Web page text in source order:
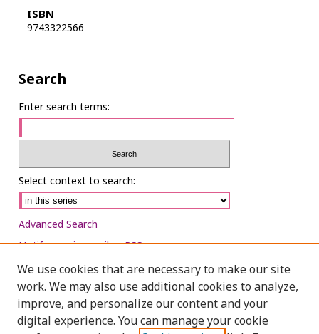
ISBN
9743322566
Search
Enter search terms:
Select context to search:
Advanced Search
Notify me via email orRSS
Browse
Collections
Disciplines
We use cookies that are necessary to make our site
work. We may also use additional cookies to analyze,
improve, and personalize our content and your
digital experience. You can manage your cookie